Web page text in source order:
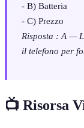
- B) Batteria
- C) Prezzo
Risposta : A —
il telefono per
📺 Risorsa